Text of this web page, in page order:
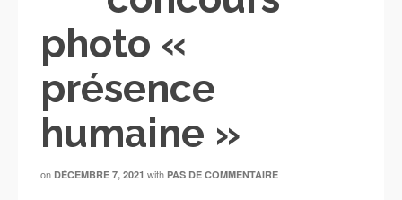
photo «
présence
humaine »
on DÉCEMBRE 7, 2021 with PAS DE COMMENTAIRE